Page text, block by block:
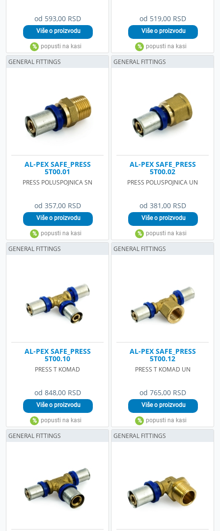
od 593,00 RSD od 519,00 RSD
od 357,00 RSD
AL-PEX SAFE_PRESS
5T00.01
PRESS POLUSPOJNICA SN
GENERAL FITTINGS
od 381,00 RSD
AL-PEX SAFE_PRESS
5T00.02
PRESS POLUSPOJNICA UN
GENERAL FITTINGS
od 848,00 RSD
AL-PEX SAFE_PRESS
5T00.10
PRESS T KOMAD
GENERAL FITTINGS
od 765,00 RSD
AL-PEX SAFE_PRESS
5T00.12
PRESS T KOMAD UN
GENERAL FITTINGS
GENERAL FITTINGS GENERAL FITTINGS